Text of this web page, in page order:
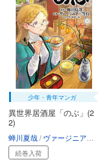
少年・青年マンガ
異世界居酒屋「のぶ」(2
2)
蝉川夏哉 ヴァージニア二等兵
続巻入荷